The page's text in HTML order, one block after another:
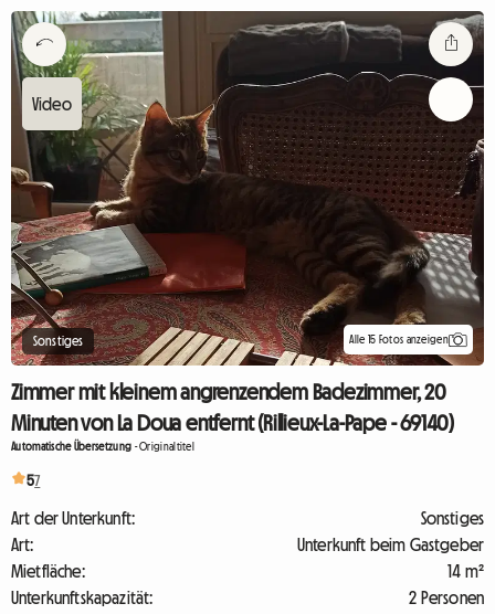
Sonstiges Alle 15 Fotos anzeigen
Zimmer mit kleinem angrenzendem Badezimmer, 20
Minuten von La Doua entfernt (Rillieux-La-Pape - 69140)
Automatische Übersetzung -Originaltitel
57
Art der Unterkunft:
Sonstiges
Art:
Unterkunft beim Gastgeber
Mietfläche:
14 m²
Unterkunftskapazität:
2 Personen